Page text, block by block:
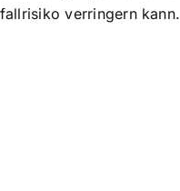
verringern kann.